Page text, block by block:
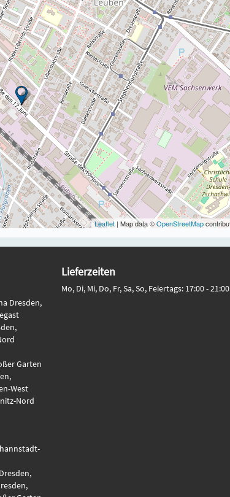
Leaflet | Map data ©OpenStreetMap
Dresden,
Garten
West
Nord
Lieferzeiten
Mo, Di, Mi, Do, Fr, Sa, So, Feiertags: 17:00 -